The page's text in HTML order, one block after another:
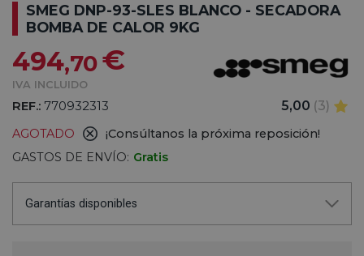
SMEG DNP-93-SLES BLANCO - SECADORA
BOMBA DE CALOR 9KG
494,70€
IVA INCLUIDO
REF.: 770932313 5,00 (3)
AGOTADO
¡Consúltanos la próxima reposición!
GASTOS DE ENVÍO: Gratis
Garantías disponibles